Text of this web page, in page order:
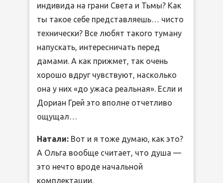
индивида на грани Света и Тьмы? Как
ты такое себе представляешь… чисто
технически? Все любят такого туману
напускать, интересничать перед
дамами. А как прижмет, так очень
хорошо вдруг чувствуют, насколько
она у них «до ужаса реальная». Если и
Дориан Грей это вполне отчетливо
ощущал…
Натали: Вот и я тоже думаю, как это?
А Ольга вообще считает, что душа —
это нечто вроде начальной
комплектации.